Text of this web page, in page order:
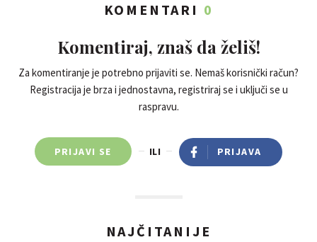
KOMENTARI 0
Komentiraj, znaš da želiš!
Za komentiranje je potrebno prijaviti se. Nemaš korisnički račun?
Registracija je brza i jednostavna, registriraj se i uključi se u
raspravu.
PRIJAVI SE ILI PRIJAVA
NAJČITANIJE